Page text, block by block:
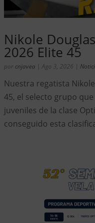
Nikole
2026 Elite 45
por cnjavea | Ago 3, 2026 |
Nuestra regatista
45, el selecto grupo
juveniles de la clase
conseguido esta